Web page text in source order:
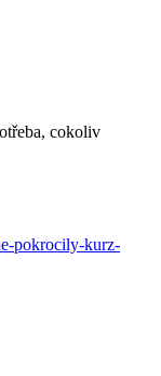
cokoliv
pokrocily-kurz-